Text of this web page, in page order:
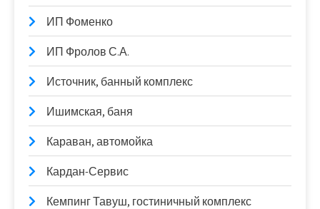
ИП Фоменко
ИП Фролов С.А.
Источник, банный комплекс
Ишимская, баня
Караван, автомойка
Кардан-Сервис
Кемпинг Тавуш, гостиничный комплекс